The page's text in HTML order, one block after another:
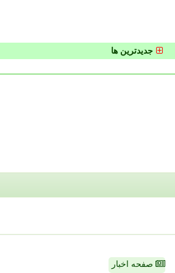
جدیدترین ها
صفحه اخبار